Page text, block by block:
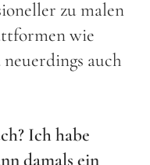
zu malen
wie
auch
Ich habe
damals ein